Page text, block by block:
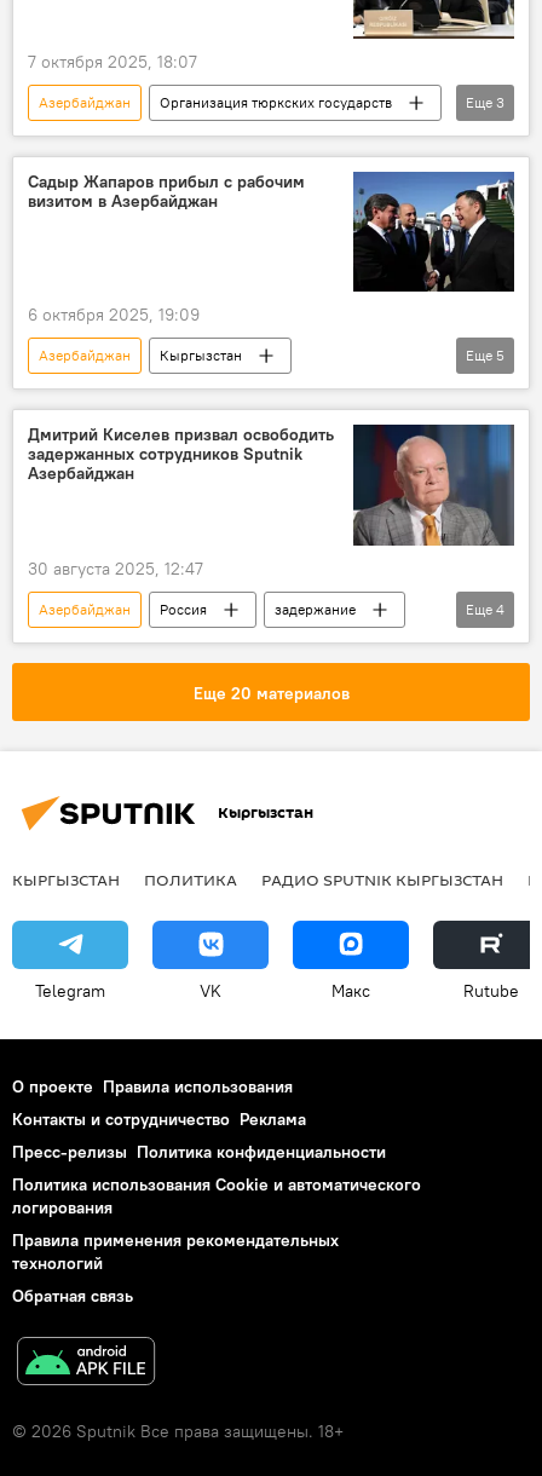
7 октября 2025, 18:07
Азербайджан
Организация тюркских государств
саммит
Садыр Жапаров
выступление
Еще 3
Садыр Жапаров прибыл с рабочим
визитом в Азербайджан
6 октября 2025, 19:09
Азербайджан
Кыргызстан
Садыр Жапаров
Ильхам Алиев
визит
саммит
Организация тюркских государств
Еще 5
Дмитрий Киселев призвал освободить
задержанных сотрудников Sputnik
Азербайджан
30 августа 2025, 12:47
Азербайджан Россия
задержание
журналисты
МИА "Россия сегодня"
Еще 4
Еще 20 материалов
Кыргызстан
КЫРГЫЗСТАН ПОЛИТИКА РАДИО SPUTNIK КЫРГЫЗСТАН
Telegram VK Макс Rutube
О проекте Правила использования
Контакты и сотрудничество Реклама
Пресс-релизы Политика конфиденциальности
Политика использования Cookie и автоматического
логирования
Правила применения рекомендательных
технологий
Обратная связь
© 2026 Sputnik Все права защищены. 18+